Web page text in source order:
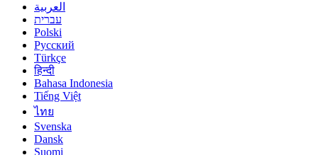
العربية
עברית
Polski
Русский
Türkçe
हिन्दी
Bahasa Indonesia
Tiếng Việt
ไทย
Svenska
Dansk
Suomi